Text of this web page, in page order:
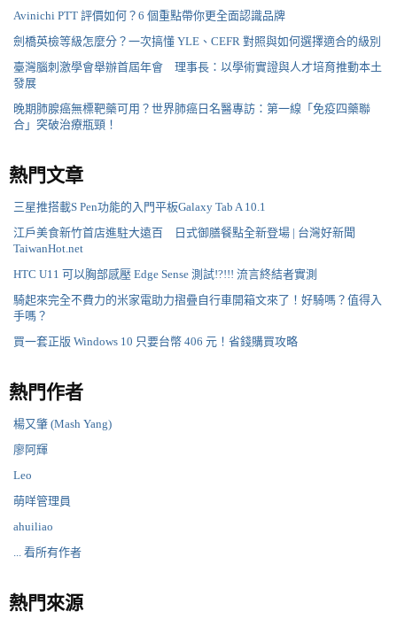
Avinichi PTT 評價如何？6 個重點帶你更全面認識品牌
劍橋英檢等級怎麼分？一次搞懂 YLE、CEFR 對照與如何選擇適合的級別
臺灣腦刺激學會舉辦首屆年會 理事長：以學術實證與人才培育推動本土
發展
晚期肺腺癌無標靶藥可用？世界肺癌日名醫專訪：第一線「免疫四藥聯
合」突破治療瓶頸！
熱門文章
三星推搭載S Pen功能的入門平板Galaxy Tab A 10.1
江戶美食新竹首店進駐大遠百 日式御膳餐點全新登場 | 台灣好新聞
TaiwanHot.net
HTC U11 可以胸部感壓 Edge Sense 測試!?!!! 流言終結者實測
騎起來完全不費力的米家電助力摺疊自行車開箱文來了！好騎嗎？值得入
手嗎？
買一套正版 Windows 10 只要台幣 406 元！省錢購買攻略
熱門作者
楊又肇 (Mash Yang)
廖阿輝
Leo
萌咩管理員
ahuiliao
... 看所有作者
熱門來源